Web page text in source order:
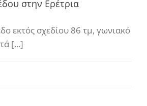
στην Ερέτρια
εκτός σχεδίου 86 τμ, γωνιακό
[...]